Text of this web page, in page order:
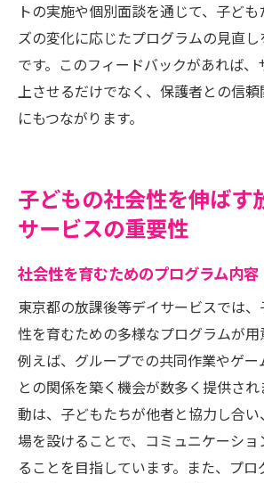
トの実施や個別面談を通じて、子ど
ズの変化に応じたプログラムの見直
です。このフィードバックがあれば
上させるだけでなく、保護者との信
にもつながります。
子どもの社会性を伸ばす
サービスの重要性
社会性を育むためのプログラム内容
東京都の放課後等デイサービスでは
性を育むための多様なプログラムが用
例えば、グループでの共同作業やゲ
との関係を築く機会が数多く提供さ
動は、子どもたちが他者と協力し合
場を設けることで、コミュニケーシ
ることを目指しています。また、プロ